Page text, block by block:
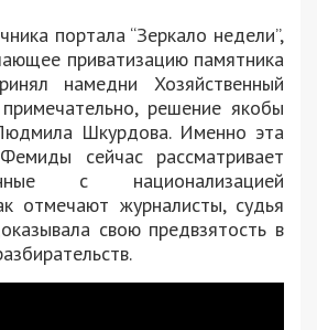
портала “Зеркало недели”,
приватизацию памятника
намедни Хозяйственный
решение якобы
Шкурдова. Именно эта
сейчас рассматривает
с национализацией
отмечают журналисты, судья
свою предвзятость в